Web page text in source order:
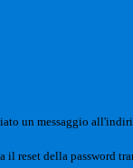
un messaggio
il reset della password